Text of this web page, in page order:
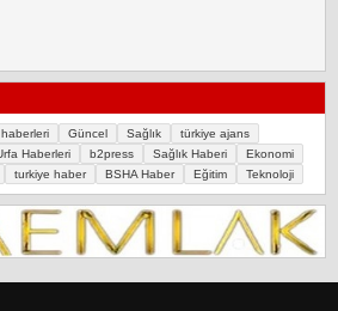
haberleri Güncel Sağlık
türkiye ajans
Haberleri b2press Sağlık Haberi
Ekonomi
turkiye haber BSHA Haber Eğitim Teknoloji